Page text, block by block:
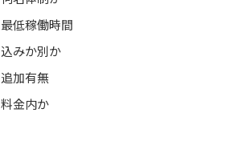
最低稼働時間
込みか別か
追加有無
料金内か